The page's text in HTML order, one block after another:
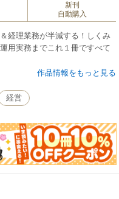
新刊
自動購入
経理業務が半減する！しくみ
用実務までこれ１冊ですべて
作品情報をもっと見る
経営